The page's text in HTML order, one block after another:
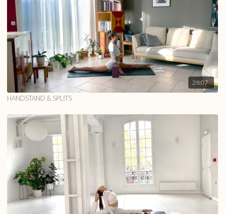
28:07
HANDSTAND & SPLITS